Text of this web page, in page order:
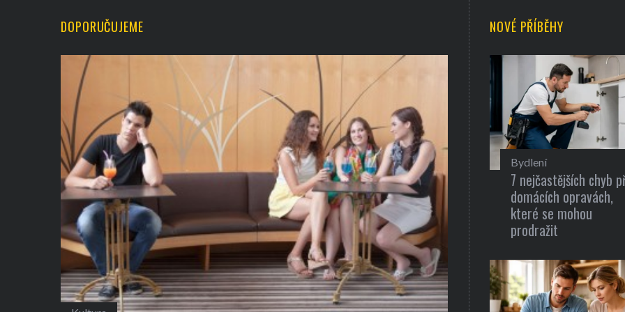
DOPORUČUJEME NOVÉ PŘÍBĚHY
Bydlení
7 nejčastějších chyb
domácích opravách,
které se mohou
prodražit